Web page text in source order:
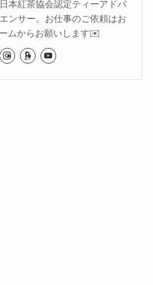
本紅茶協会認定ティーアドバ
ンサー。お仕事のご依頼はお
ムからお願いします✉️